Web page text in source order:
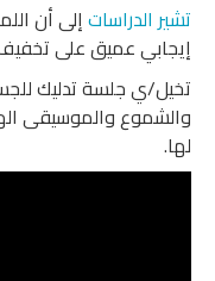
تشير الدراساتإلى أن
إيجابي عميق على
تخيل/ي جلسة تدليك
والشموع والموسيقى
لها.